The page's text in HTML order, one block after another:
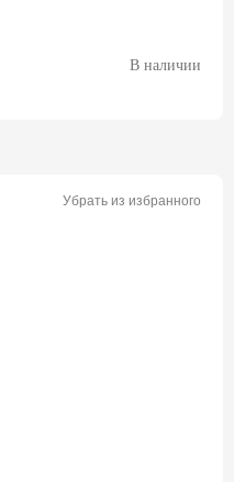
В наличии
Убрать из избранного